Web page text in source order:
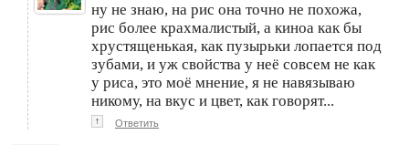
ну не знаю, на рис она точно не похожа,
рис более крахмалистый, а киноа как бы
хрустященькая, как пузырьки лопается под
зубами, и уж свойства у неё совсем не как
у риса, это моё мнение, я не навязываю
никому, на вкус и цвет, как говорят...
↑ Ответить